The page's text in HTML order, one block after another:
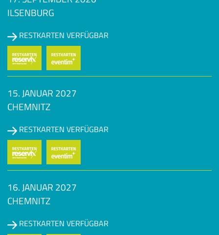
ILSENBURG
RESTKARTEN VERFÜGBAR
15. JANUAR 2027
CHEMNITZ
RESTKARTEN VERFÜGBAR
16. JANUAR 2027
CHEMNITZ
RESTKARTEN VERFÜGBAR